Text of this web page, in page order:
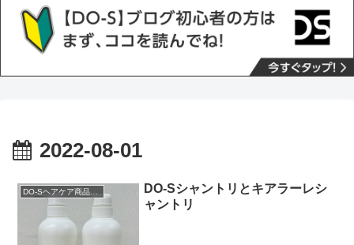
2022-08-01
DO-Sヘアケア商品説明
DO-Sシャントリとキアラーレシ
ャントリ